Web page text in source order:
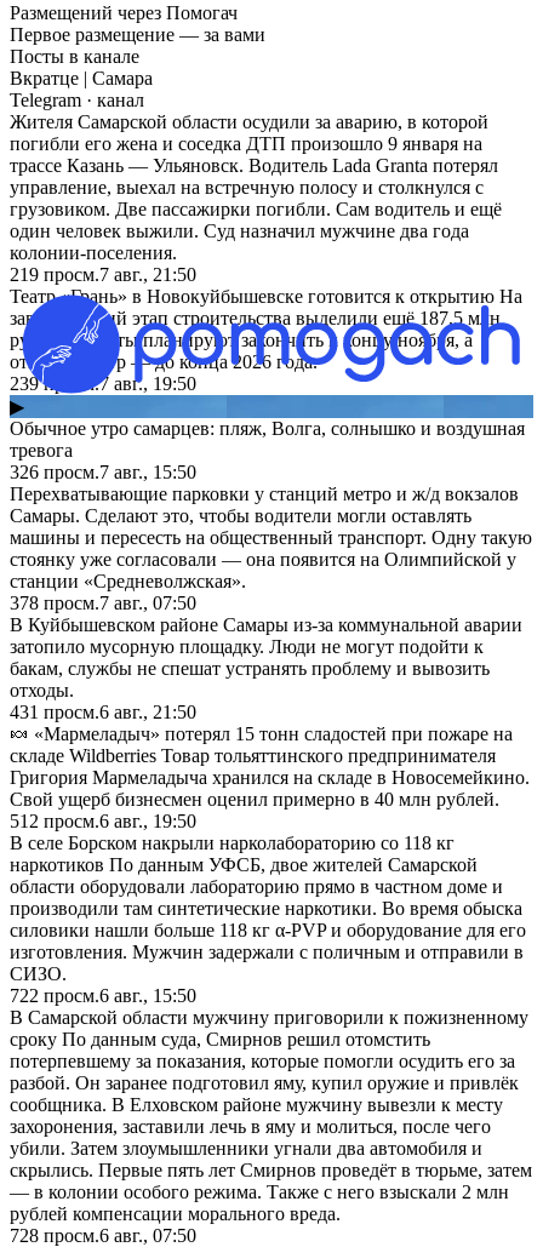
Размещений через Помогач
Первое размещение — за вами
Посты в канале
Вкратце | Самара
Telegram · канал
Жителя Самарской области осудили за аварию, в которой
погибли его жена и соседка ДТП произошло 9 января на
трассе Казань — Ульяновск. Водитель Lada Granta потерял
управление, выехал на встречную полосу и столкнулся с
грузовиком. Две пассажирки погибли. Сам водитель и ещё
один человек выжили. Суд назначил мужчине два года
колонии-поселения.
219 просм.7 авг., 21:50
Театр «Грань» в Новокуйбышевске готовится к открытию На
завершающий этап строительства выделили ещё 187,5 млн
рублей. Работы планируют закончить к концу ноября, а
открыть театр — до конца 2026 года.
239просм.7 авг., 19:50
▶
Обычное утро самарцев: пляж, Волга, солнышко и воздушная
тревога
326 просм.7 авг., 15:50
Перехватывающие парковки у станций метро и ж/д вокзалов
Самары. Сделают это, чтобы водители могли оставлять
машины и пересесть на общественный транспорт. Одну такую
стоянку уже согласовали — она появится на Олимпийской у
станции «Средневолжская».
378 просм.7 авг., 07:50
В Куйбышевском районе Самары из-за коммунальной аварии
затопило мусорную площадку. Люди не могут подойти к
бакам, службы не спешат устранять проблему и вывозить
отходы.
431 просм.6 авг., 21:50
🍬 «Мармеладыч» потерял 15 тонн сладостей при пожаре на
складе Wildberries Товар тольяттинского предпринимателя
Григория Мармеладыча хранился на складе в Новосемейкино.
Свой ущерб бизнесмен оценил примерно в 40 млн рублей.
512 просм.6 авг., 19:50
В селе Борском накрыли нарколабораторию со 118 кг
наркотиков По данным УФСБ, двое жителей Самарской
области оборудовали лабораторию прямо в частном доме и
производили там синтетические наркотики. Во время обыска
силовики нашли больше 118 кг α-PVP и оборудование для его
изготовления. Мужчин задержали с поличным и отправили в
СИЗО.
722 просм.6 авг., 15:50
В Самарской области мужчину приговорили к пожизненному
сроку По данным суда, Смирнов решил отомстить
потерпевшему за показания, которые помогли осудить его за
разбой. Он заранее подготовил яму, купил оружие и привлёк
сообщника. В Елховском районе мужчину вывезли к месту
захоронения, заставили лечь в яму и молиться, после чего
убили. Затем злоумышленники угнали два автомобиля и
скрылись. Первые пять лет Смирнов проведёт в тюрьме, затем
— в колонии особого режима. Также с него взыскали 2 млн
рублей компенсации морального вреда.
728 просм.6 авг., 07:50